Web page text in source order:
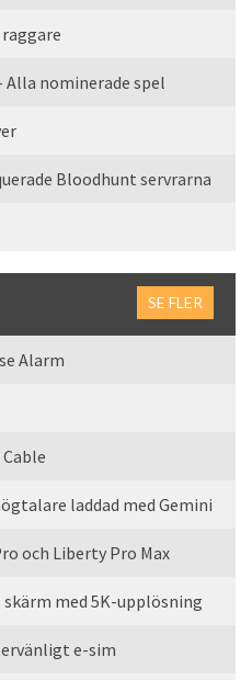
Alla nominerade spel
Bloodhunt servrarna
SE FLER
Alarm
laddad med Gemini
och Liberty Pro Max
med 5K-upplösning
e-sim